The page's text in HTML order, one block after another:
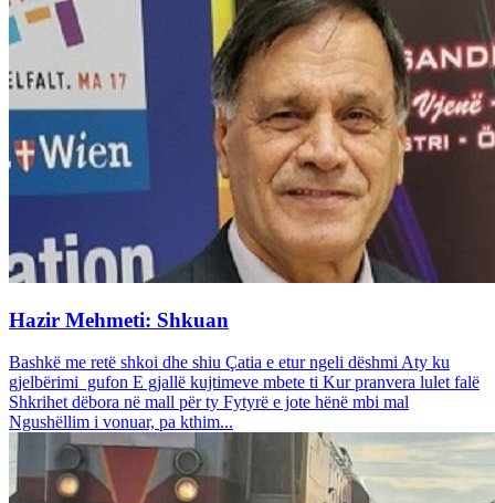
Hazir Mehmeti: Shkuan
Bashkë me retë shkoi dhe shiu Çatia e etur ngeli dëshmi Aty ku
gjelbërimi gufon E gjallë kujtimeve mbete ti Kur pranvera lulet falë
Shkrihet dëbora në mall për ty Fytyrë e jote hënë mbi mal
Ngushëllim i vonuar, pa kthim...